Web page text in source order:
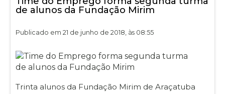
de alunos da Fundação Mirim
Publicado em 21 de junho de 2018, às 08:55
Trinta alunos da Fundação Mirim de Araçatuba